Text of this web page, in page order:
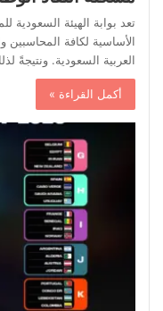
تعد بوابة الهيئة السعودية
الأساسية لكافة المحاسبين
العربية السعودية. ونتيجةً
أكمل القراءة »